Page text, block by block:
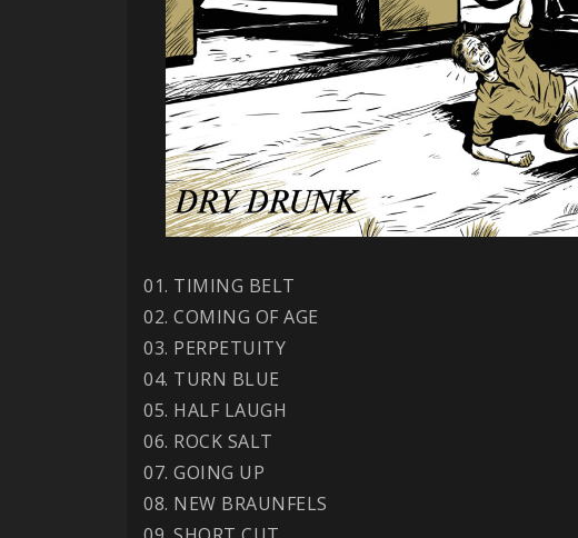
01. TIMING BELT
02. COMING OF AGE
03. PERPETUITY
04. TURN BLUE
05. HALF LAUGH
06. ROCK SALT
07. GOING UP
08. NEW BRAUNFELS